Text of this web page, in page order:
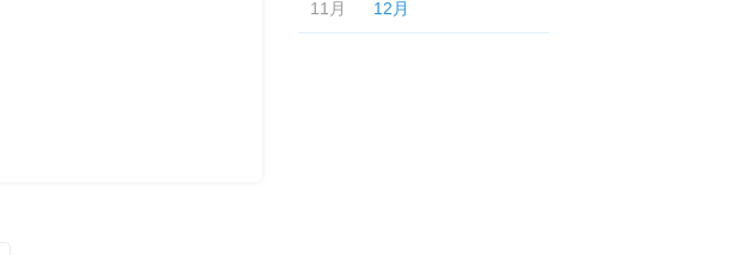
11月 12月